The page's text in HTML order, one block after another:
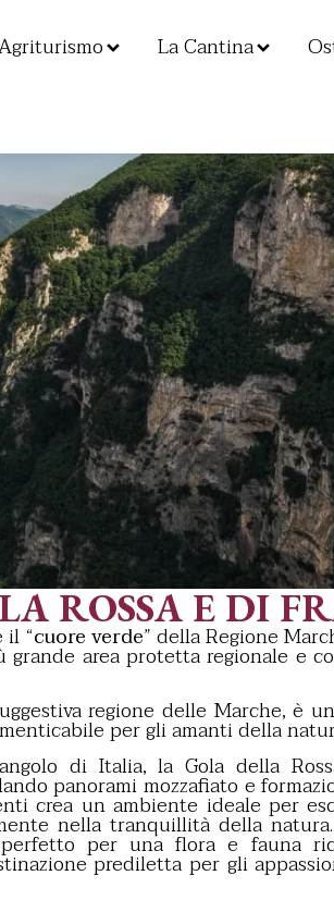
La Cantina
ROSSA E DI
il “cuore verde” della Regione
grande area protetta regionale e
regione delle Marche, è
per gli amanti della
di Italia, la Gola della
panorami mozzafiato e
crea un ambiente ideale per
nella tranquillità della
per una flora e fauna
prediletta per gli